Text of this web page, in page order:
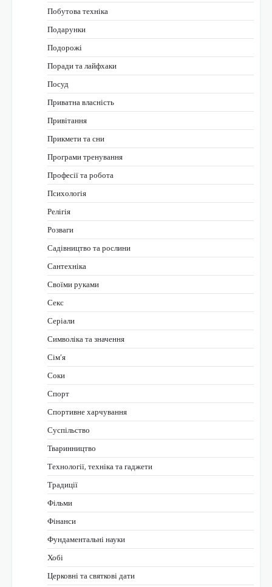
Побутова техніка
Подарунки
Подорожі
Поради та лайфхаки
Посуд
Приватна власність
Привітання
Прикмети та сни
Програми тренування
Професії та робота
Психологія
Релігія
Розваги
Садівництво та рослини
Сантехніка
Своїми руками
Секс
Серіали
Символіка та значення
Сім’я
Соки
Спорт
Спортивне харчування
Суспільство
Тваринництво
Технології, техніка та гаджети
Традиції
Фільми
Фінанси
Фундаментальні науки
Хобі
Церковні та святкові дати